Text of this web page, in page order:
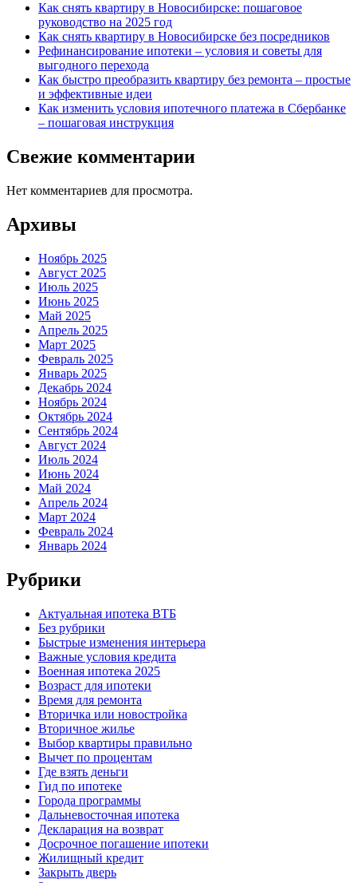
Как снять квартиру в Новосибирске: пошаговое
руководство на 2025 год
Как снять квартиру в Новосибирске без посредников
Рефинансирование ипотеки – условия и советы для
выгодного перехода
Как быстро преобразить квартиру без ремонта – простые
и эффективные идеи
Как изменить условия ипотечного платежа в Сбербанке
– пошаговая инструкция
Свежие комментарии
Нет комментариев для просмотра.
Архивы
Ноябрь 2025
Август 2025
Июль 2025
Июнь 2025
Май 2025
Апрель 2025
Март 2025
Февраль 2025
Январь 2025
Декабрь 2024
Ноябрь 2024
Октябрь 2024
Сентябрь 2024
Август 2024
Июль 2024
Июнь 2024
Май 2024
Апрель 2024
Март 2024
Февраль 2024
Январь 2024
Рубрики
Актуальная ипотека ВТБ
Без рубрики
Быстрые изменения интерьера
Важные условия кредита
Военная ипотека 2025
Возраст для ипотеки
Время для ремонта
Вторичка или новостройка
Вторичное жилье
Выбор квартиры правильно
Вычет по процентам
Где взять деньги
Гид по ипотеке
Города программы
Дальневосточная ипотека
Декларация на возврат
Досрочное погашение ипотеки
Жилищный кредит
Закрыть дверь